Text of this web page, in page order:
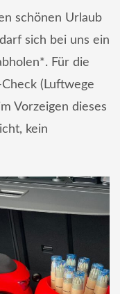
schönen Urlaub
sich bei uns ein
Für die
(Luftwege
Vorzeigen dieses
kein